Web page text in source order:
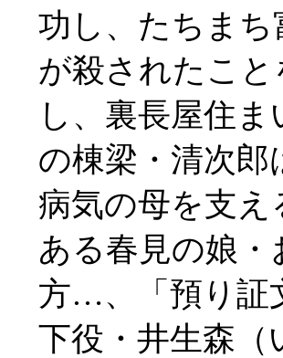
功し、たちま
が殺されたこ
し、裏長屋住
の棟梁・清次
病気の母を支え
ある春見の娘
方…、「預り証
下役・井生森